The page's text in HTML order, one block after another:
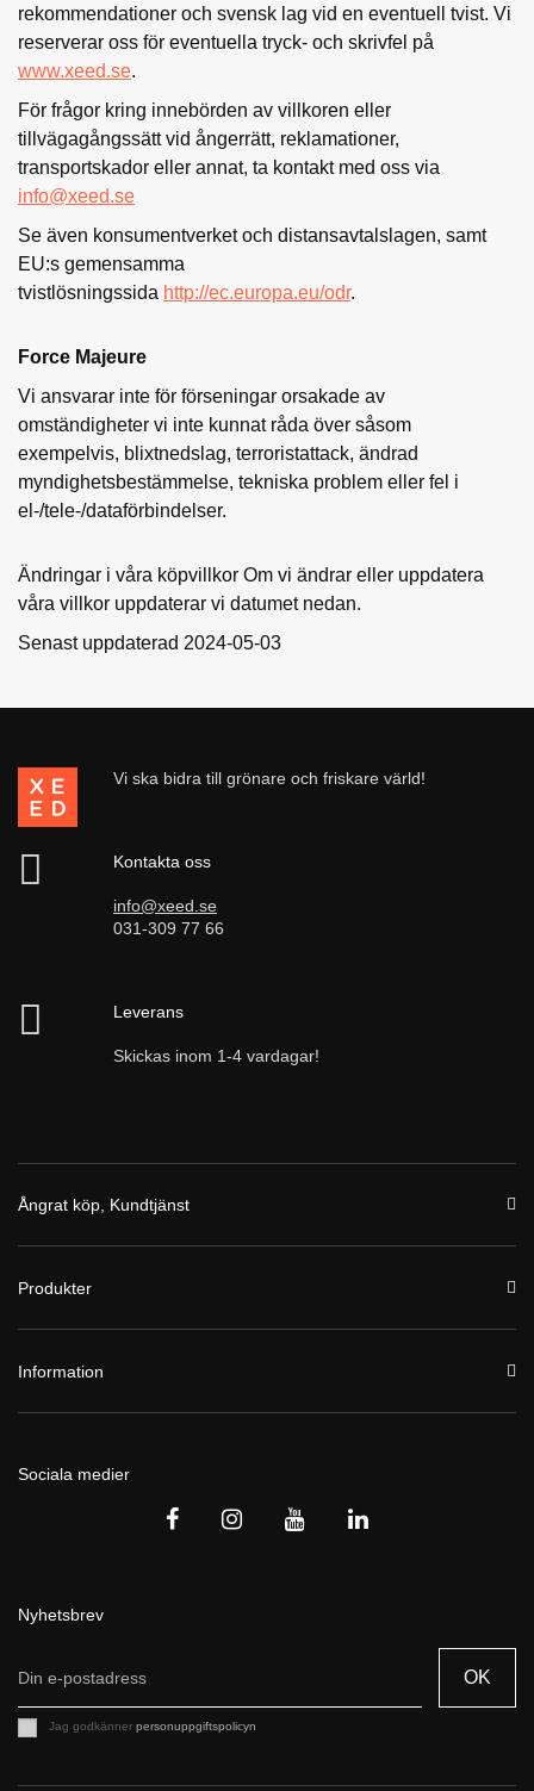
rekommendationer och svensk lag vid en eventuell tvist. Vi
reserverar oss för eventuella tryck- och skrivfel på
www.xeed.se.
För frågor kring innebörden av villkoren eller
tillvägagångssätt vid ångerrätt, reklamationer,
transportskador eller annat, ta kontakt med oss via
info@xeed.se
Se även konsumentverket och distansavtalslagen, samt
EU:s gemensamma
tvistlösningssida http://ec.europa.eu/odr.
Force Majeure
Vi ansvarar inte för förseningar orsakade av
omständigheter vi inte kunnat råda över såsom
exempelvis, blixtnedslag, terroristattack, ändrad
myndighetsbestämmelse, tekniska problem eller fel i
el-/tele-/dataförbindelser.
Ändringar i våra köpvillkor Om vi ändrar eller uppdatera
våra villkor uppdaterar vi datumet nedan.
Senast uppdaterad 2024-05-03
Vi ska bidra till grönare och friskare värld!
Kontakta oss
info@xeed.se
031-309 77 66
Leverans
Skickas inom 1-4 vardagar!
Ångrat köp, Kundtjänst
Produkter
Information
Sociala medier
Nyhetsbrev
OK
Jag godkänner personuppgiftspolicyn